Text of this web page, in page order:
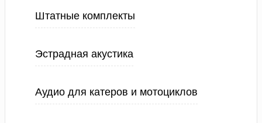
Штатные комплекты
Эстрадная акустика
Аудио для катеров и мотоциклов